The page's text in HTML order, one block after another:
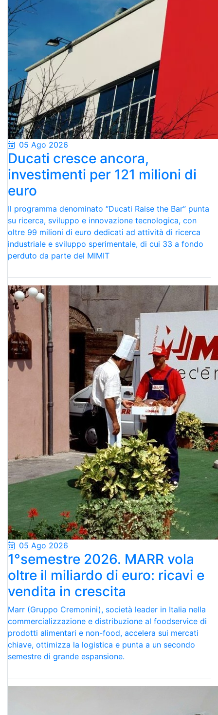
05 Ago 2026
Ducati cresce ancora,
investimenti per 121 milioni di
euro
Il programma denominato “Ducati Raise the Bar” punta
su ricerca, sviluppo e innovazione tecnologica, con
oltre 99 milioni di euro dedicati ad attività di ricerca
industriale e sviluppo sperimentale, di cui 33 a fondo
perduto da parte del MIMIT
05 Ago 2026
1°semestre 2026. MARR vola
oltre il miliardo di euro: ricavi e
vendita in crescita
Marr (Gruppo Cremonini), società leader in Italia nella
commercializzazione e distribuzione al foodservice di
prodotti alimentari e non-food, accelera sui mercati
chiave, ottimizza la logistica e punta a un secondo
semestre di grande espansione.